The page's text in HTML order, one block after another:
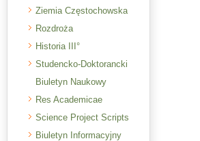
Ziemia Częstochowska
Rozdroża
Historia III°
Studencko-Doktorancki
Biuletyn Naukowy
Res Academicae
Science Project Scripts
Biuletyn Informacyjny